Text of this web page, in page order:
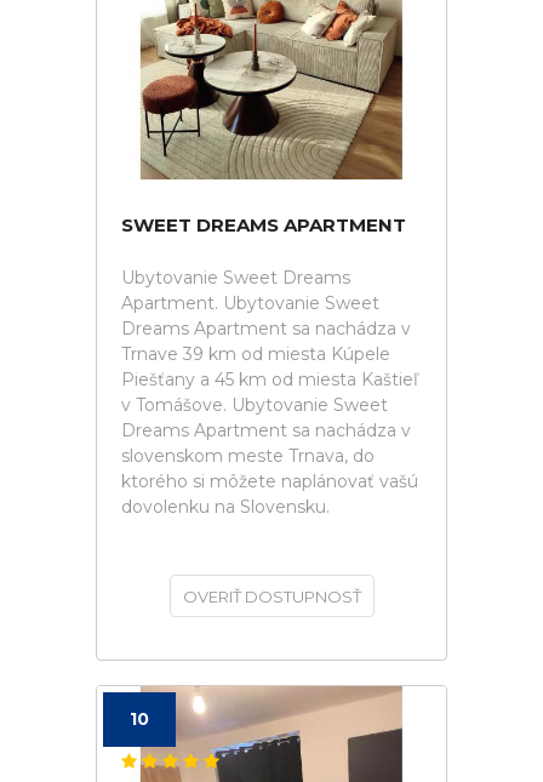
SWEET DREAMS APARTMENT
Ubytovanie Sweet Dreams
Apartment. Ubytovanie Sweet
Dreams Apartment sa nachádza v
Trnave 39 km od miesta Kúpele
Piešťany a 45 km od miesta Kaštieľ
v Tomášove. Ubytovanie Sweet
Dreams Apartment sa nachádza v
slovenskom meste Trnava, do
ktorého si môžete naplánovať vašú
dovolenku na Slovensku.
OVERIŤ DOSTUPNOSŤ
10